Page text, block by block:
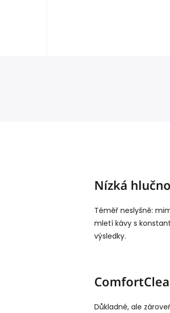
Nízká
Téměř neslyšně:
mletí kávy s
výsledky.
Důkladné, ale